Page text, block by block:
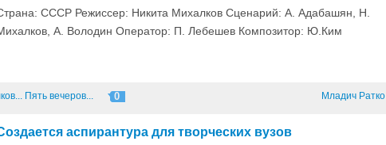
CCCP Режиссер: Никита Михалков Сценарий: А. Адабашян, Н.
А. Володин Оператор: П. Лебешев Композитор: Ю.Ким
Пять вечеров... 0 Младич Ратко
аспирантура для творческих вузов